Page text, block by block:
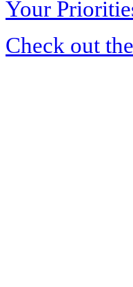
Your
Check out